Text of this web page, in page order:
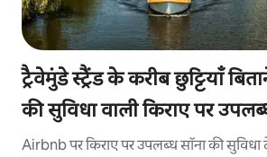
ट्रैवेमुंडे स्ट्रैंड के करीब छुट्टियाँ
की सुविधा वाली किराए पर
Airbnb पर किराए पर उपलब्ध सॉना की